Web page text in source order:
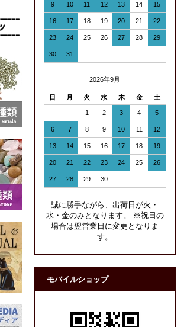
9 10 11 12 13 14 15
16 17 18 19 20 21 22
23 24 25 26 27 28 29
30 31
2026年9月
日 月 火 水 木 金 土
1 2 3 4 5
6 7 8 9 10 11 12
13 14 15 16 17 18 19
20 21 22 23 24 25 26
27 28 29 30
誠に勝手ながら、出荷日が火・
水・金のみとなります。 ※祝日の
場合は翌営業日に変更となりま
す。
モバイルショップ